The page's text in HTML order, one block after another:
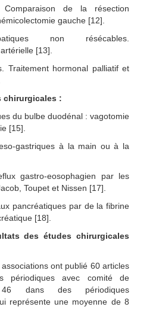
de la résection
gauche [12].
non résécables.
[13].
Traitement hormonal palliatif et
chirurgicales :
du bulbe duodénal : vagotomie
[15].
gastriques à la main ou à la
gastro-eosophagien par les
Toupet et Nissen [17].
pancréatiques par de la fibrine
[18].
des études chirurgicales
ont publié 60 articles
périodiques avec comité de
dans des périodiques
représente une moyenne de 8